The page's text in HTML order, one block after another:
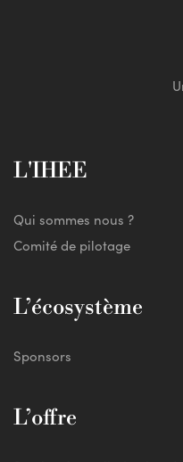
L'IHEE
Qui sommes nous ?
Comité de pilotage
L’écosystème
Sponsors
L’offre